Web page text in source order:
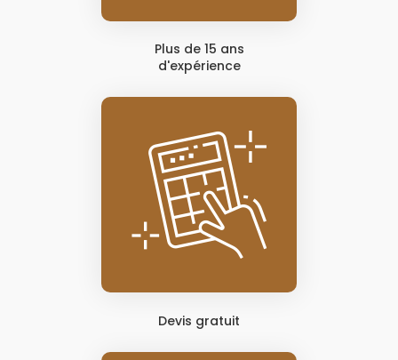
Plus de 15 ans
d'expérience
Devis gratuit